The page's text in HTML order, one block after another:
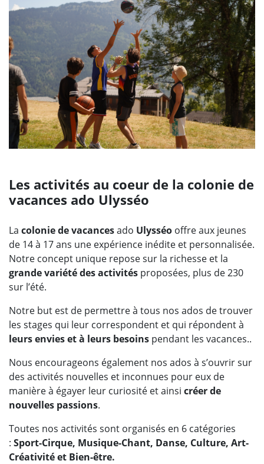
Les activités au coeur de la colonie de
vacances ado Ulysséo
La colonie de vacancesado Ulysséo offre aux jeunes
de 14 à 17 ans une expérience inédite et personnalisée.
Notre concept unique repose sur la richesse et la
grande variété des activités proposées, plus de 230
sur l’été.
Notre but est de permettre à tous nos ados de trouver
les stages qui leur correspondent et qui répondent à
leurs envies et à leurs besoins pendant les vacances..
Nous encourageons également nos ados à s’ouvrir sur
des activités nouvelles et inconnues pour eux de
manière à égayer leur curiosité et ainsi créer de
nouvelles passions.
Toutes nos activités sont organisés en 6 catégories
: Sport-Cirque, Musique-Chant, Danse, Culture, Art-
Créativité et Bien-être.